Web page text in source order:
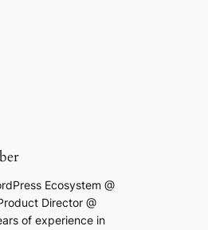
Ecosystem @
Director @
of experience in